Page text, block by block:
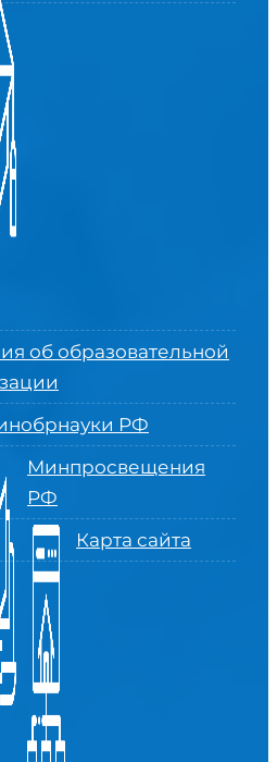
об образовательной
РФ
Минпросвещения
РФ
Карта сайта